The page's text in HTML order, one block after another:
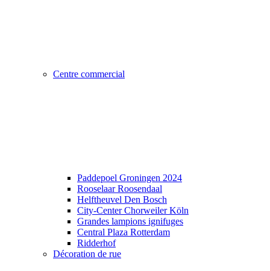
Centre commercial
Paddepoel Groningen 2024
Rooselaar Roosendaal
Helftheuvel Den Bosch
City-Center Chorweiler Köln
Grandes lampions ignifuges
Central Plaza Rotterdam
Ridderhof
Décoration de rue